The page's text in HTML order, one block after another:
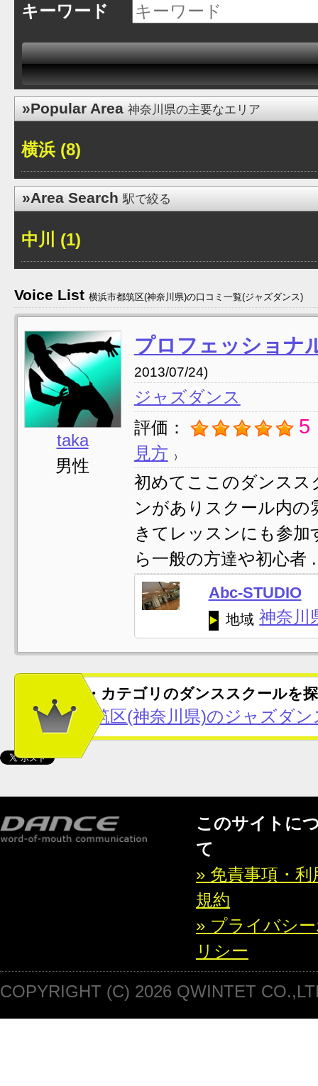
キーワード
»Popular Area神奈川県の主要なエリア
横浜 (8)
»Area Search駅で絞る
中川 (1)
Voice List 横浜市都筑区(神奈川県)の口コミ一覧(ジャズダンス)
taka
男性
プロフェッショナ
2013/07/24)
ジャズダンス
評価：
5
見方
初めてここのダンスス
ンがありスクール内の
きてレッスンにも参
ら一般の方達や初心者
Abc-STUDIO
地域 神奈川
この地域・カテゴリのダンススクールを
横浜市都筑区(神奈川県)のジャズダ
このサイトに
て
» 免責事項・利
規約
» プライバシ
リシー
COPYRIGHT (C) 2026 QWINTET